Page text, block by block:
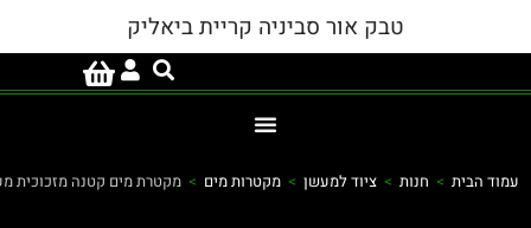
טבק אור סביניה קריית ביאליק
הבית > חנות > ציוד למעשן > מקטרות מים > מקטרת מים קטנה מזכוכית מעוצב